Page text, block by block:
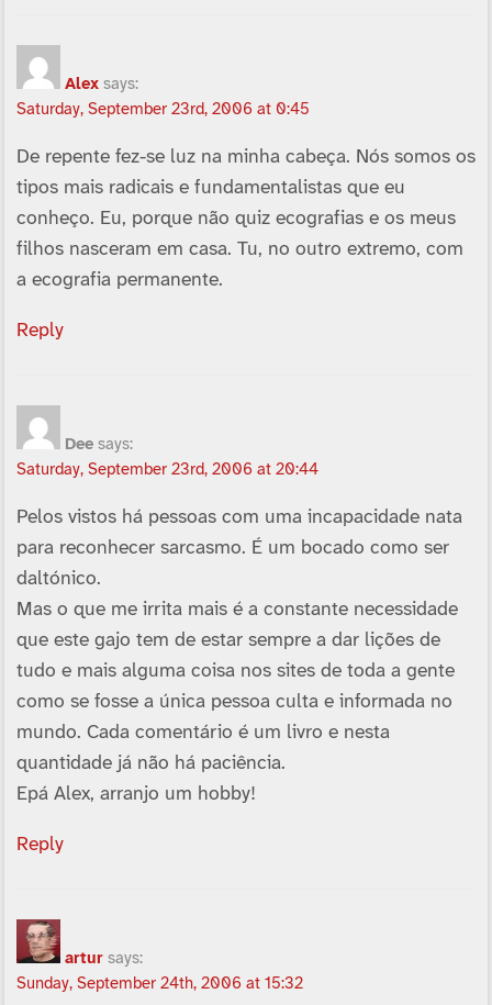
Alex says:
Saturday, September 23rd, 2006 at 0:45
De repente fez-se luz na minha cabeça. Nós somos os
tipos mais radicais e fundamentalistas que eu
conheço. Eu, porque não quiz ecografias e os meus
filhos nasceram em casa. Tu, no outro extremo, com
a ecografia permanente.
Reply
Dee says:
Saturday, September 23rd, 2006 at 20:44
Pelos vistos há pessoas com uma incapacidade nata
para reconhecer sarcasmo. É um bocado como ser
daltónico.
Mas o que me irrita mais é a constante necessidade
que este gajo tem de estar sempre a dar lições de
tudo e mais alguma coisa nos sites de toda a gente
como se fosse a única pessoa culta e informada no
mundo. Cada comentário é um livro e nesta
quantidade já não há paciência.
Epá Alex, arranjo um hobby!
Reply
artur says:
Sunday, September 24th, 2006 at 15:32